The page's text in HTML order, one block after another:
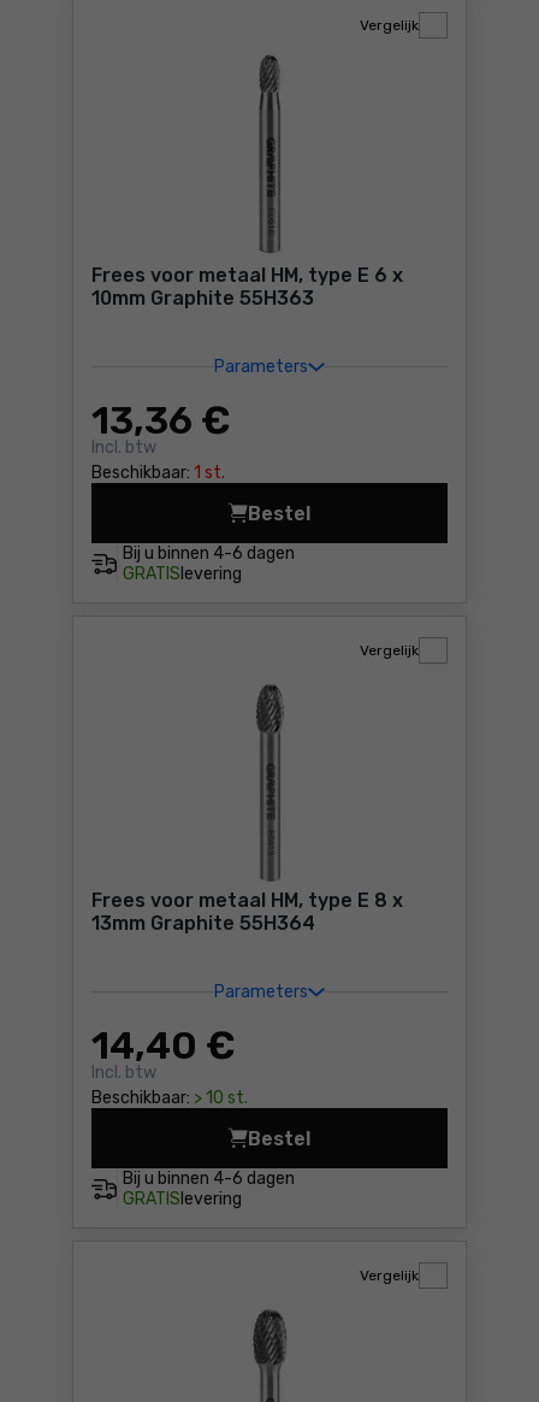
Frees voor metaal HM, type E 6 x
10mm Graphite 55H363
Parameters
13,36 €
Incl. btw
Beschikbaar: 1 st.
Vergelijk
Bij u binnen 4-6 dagen
GRATIS levering
Bestel
Frees voor metaal HM,
Frees voor metaal HM, type E 8 x
13mm Graphite 55H364
Parameters
14,40 €
Incl. btw
Beschikbaar: > 10 st.
Vergelijk
Bij u binnen 4-6 dagen
GRATIS levering
Bestel
Frees voor metaal HM,
Vergelijk